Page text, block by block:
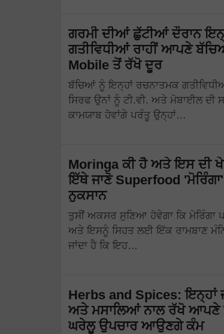
ਗਰਮੀ ਦੀਆਂ ਛੁੱਟੀਆਂ ਦੌਰਾਨ
ਗਤੀਵਿਧੀਆਂ ਰਾਹੀਂ ਆਪਣੇ
Mobile ਤੋਂ ਰੱਖੋ ਦੂਰ
ਬੱਚਿਆਂ ਨੂੰ ਇਨ੍ਹਾਂ ਰਚਨਾਤਮਕ
ਸਿਰਫ ਉਨਾਂ ਨੂੰ ਟੀ.ਵੀ. ਅਤੇ ਮੋਬਾਈਲ ਦੀ
ਕਾਮਯਾਬ ਹੋਵਾਂਗੇ ਪਰੰਤੂ ਉਨ੍ਹਾਂ…
Moringa ਕੀ ਹੈ ਅਤੇ ਇਸ ਦੀ
ਇੱਥੇ ਜਾਣੋ Superfood
ਨੁਕਸਾਨ
ਤੁਸੀਂ ਅਕਸਰ ਸੁਣਿਆ ਹੋਵੇਗਾ ਕਿ ਮੋਰਿੰਗਾ
ਅਤੇ ਇਸਨੂੰ ਸਿਹਤ ਲਈ ਇੱਕ ਰਾਮਬਾਣ
ਜਾਂਦਾ ਹੈ ਕਿ ਇਹ…
Herbs and Spices:
ਅਤੇ ਮਸਾਲਿਆਂ ਨਾਲ ਰੱਖੋ ਆਪਣੇ
ਘਰੇਲੂ ਉਪਚਾਰ ਆਉਣਗੇ ਕੰਮ